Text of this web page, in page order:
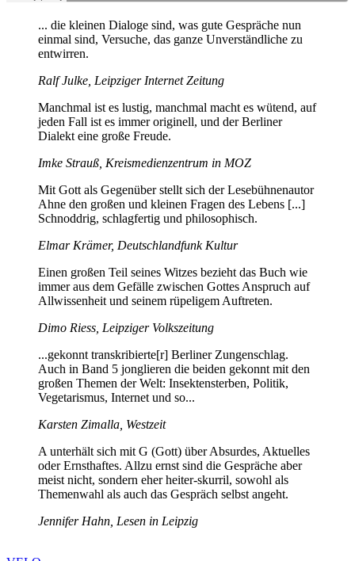
... die kleinen Dialoge sind, was gute Gespräche nun
einmal sind, Versuche, das ganze Unverständliche zu
entwirren.
Ralf Julke, Leipziger Internet Zeitung
Manchmal ist es lustig, manchmal macht es wütend, auf
jeden Fall ist es immer originell, und der Berliner
Dialekt eine große Freude.
Imke Strauß, Kreismedienzentrum in MOZ
Mit Gott als Gegenüber stellt sich der Lesebühnenautor
Ahne den großen und kleinen Fragen des Lebens [...]
Schnoddrig, schlagfertig und philosophisch.
Elmar Krämer, Deutschlandfunk Kultur
Einen großen Teil seines Witzes bezieht das Buch wie
immer aus dem Gefälle zwischen Gottes Anspruch auf
Allwissenheit und seinem rüpeligem Auftreten.
Dimo Riess, Leipziger Volkszeitung
...gekonnt transkribierte[r] Berliner Zungenschlag.
Auch in Band 5 jonglieren die beiden gekonnt mit den
großen Themen der Welt: Insektensterben, Politik,
Vegetarismus, Internet und so...
Karsten Zimalla, Westzeit
A unterhält sich mit G (Gott) über Absurdes, Aktuelles
oder Ernsthaftes. Allzu ernst sind die Gespräche aber
meist nicht, sondern eher heiter-skurril, sowohl als
Themenwahl als auch das Gespräch selbst angeht.
Jennifer Hahn, Lesen in Leipzig